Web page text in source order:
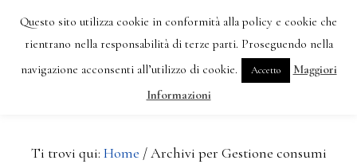
Passa
contenuto
Passa
barra
MENU
Ti trovi qui: Home /Archivi per Gestione consumi
Questo sito utilizza cookie in conformità alla policy e cookie che
rientrano nella responsabilità di terze parti. Proseguendo nella
navigazione acconsenti all’utilizzo di cookie.
Accetto
Maggiori
Informazioni